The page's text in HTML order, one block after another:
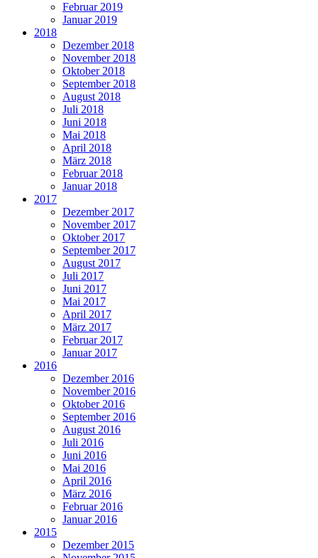
Februar 2019
Januar 2019
2018
Dezember 2018
November 2018
Oktober 2018
September 2018
August 2018
Juli 2018
Juni 2018
Mai 2018
April 2018
März 2018
Februar 2018
Januar 2018
2017
Dezember 2017
November 2017
Oktober 2017
September 2017
August 2017
Juli 2017
Juni 2017
Mai 2017
April 2017
März 2017
Februar 2017
Januar 2017
2016
Dezember 2016
November 2016
Oktober 2016
September 2016
August 2016
Juli 2016
Juni 2016
Mai 2016
April 2016
März 2016
Februar 2016
Januar 2016
2015
Dezember 2015